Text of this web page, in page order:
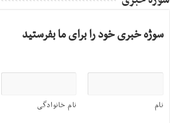
سوژه خبری خود را برای ما بفرستید
نام نام خانوادگی